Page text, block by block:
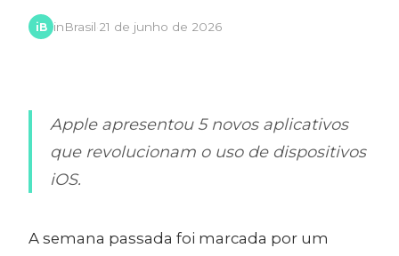
iB inBrasil·21 de junho de 2026
Apple apresentou 5 novos aplicativos
que revolucionam o uso de dispositivos
iOS.
A semana passada foi marcada por um